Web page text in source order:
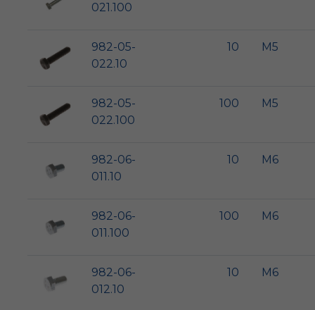
021.100
982-05-
022.10
10 M5
982-05-
022.100
100 M5
982-06-
011.10
10 M6
982-06-
011.100
100 M6
982-06-
012.10
10 M6